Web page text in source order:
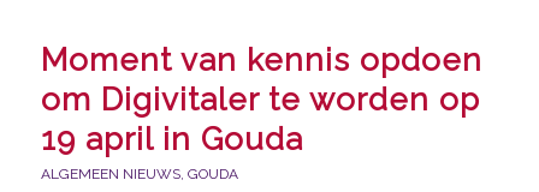
Moment van kennis opdoen
om Digivitaler te worden op
19 april in Gouda
ALGEMEEN NIEUWS, GOUDA